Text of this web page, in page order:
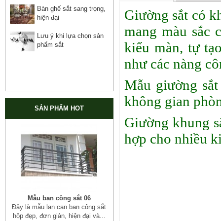
Bàn ghế sắt sang trọng,
hiện đại
Lưu ý khi lựa chọn sản
phẩm sắt
SẢN PHẨM HOT
Mẫu ban công sắt 06
Đây là mẫu lan can ban công sắt
hộp đẹp, đơn giản, hiện đại và...
Giường sắt có
mang màu sắc
kiểu màn, tự
như các nàng
Mẫu giường
không gian
Giường khung
hợp cho nhiều